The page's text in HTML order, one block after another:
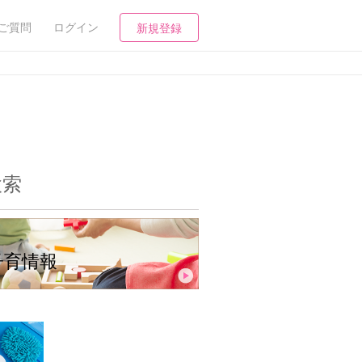
質問 ログイン 新規登録
情報